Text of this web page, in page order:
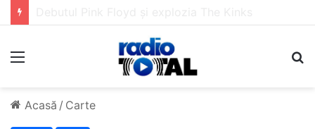
Meniu
Acasă / Carte